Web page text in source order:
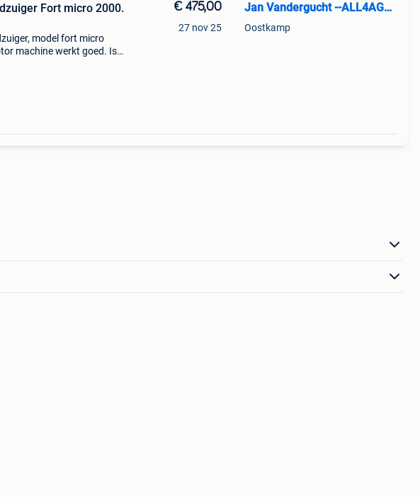
Fort micro 2000.
model fort micro
machine werkt goed. Is
€ 475,00
27 nov 25
Jan Vandergucht --ALL4AGRO--
Oostkamp